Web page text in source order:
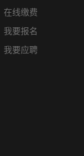
在线缴费
我要报名
我要应聘